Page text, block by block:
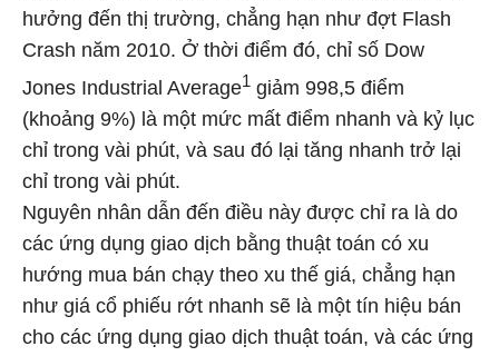
hưởng đến thị trường, chẳng hạn như đợt Flash
Crash năm 2010. Ở thời điểm đó, chỉ số Dow
Jones Industrial Average1 giảm 998,5 điểm
(khoảng 9%) là một mức mất điểm nhanh và kỷ lục
chỉ trong vài phút, và sau đó lại tăng nhanh trở lại
chỉ trong vài phút.
Nguyên nhân dẫn đến điều này được chỉ ra là do
các ứng dụng giao dịch bằng thuật toán có xu
hướng mua bán chạy theo xu thế giá, chẳng hạn
như giá cổ phiếu rớt nhanh sẽ là một tín hiệu bán
cho các ứng dụng giao dịch thuật toán, và các ứng